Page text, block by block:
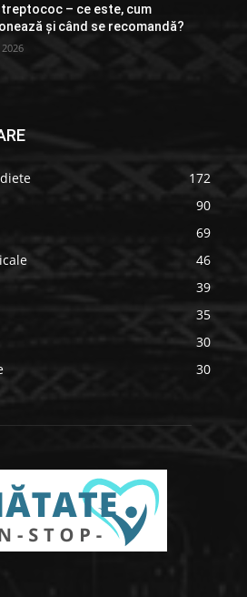
– ce este, cum
și când se recomandă?
172
90
69
46
39
35
30
30